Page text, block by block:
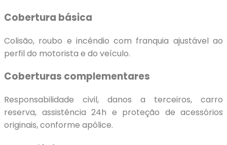
Cobertura básica
Colisão, roubo e incêndio com franquia ajustável ao
perfil do motorista e do veículo.
Coberturas complementares
Responsabilidade civil, danos a terceiros, carro
reserva, assistência 24h e proteção de acessórios
originais, conforme apólice.